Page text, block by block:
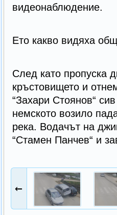
видеонаблюдение.
Eто какво видяха
След като пропуска
кръстовището и
“Захари Стоянов“
немското возило
река. Водачът на
“Стамен Панчев“ и
←